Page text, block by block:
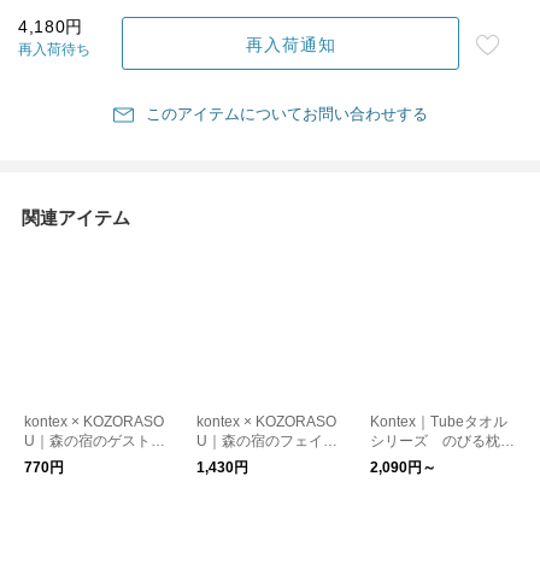
4,180円
再入荷待ち 再入荷通知
このアイテムについてお問い合わせする
関連アイテム
kontex × KOZORASO
U｜森の宿のゲストタ
オル 2026年限定カ
ラー
770円
kontex × KOZORASO
U｜森の宿のフェイス
タオル 2026年限定
カラー
1,430円
Kontex｜Tubeタオル
シリーズ のびる枕カ
バー
2,090円～